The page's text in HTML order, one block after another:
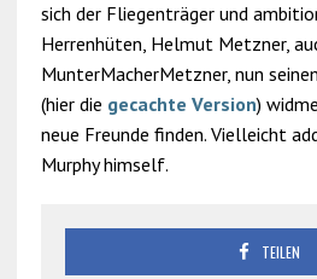
sich der Fliegenträger und
Herrenhüten, Helmut Metzner,
MunterMacherMetzner, nun
(hier die gecachte Version)
neue Freunde finden. Vielleicht
Murphy himself.
TEILEN